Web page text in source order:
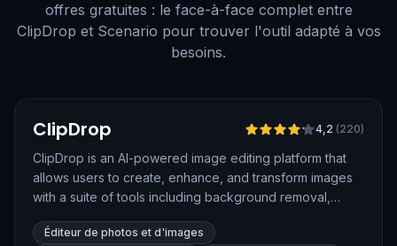
offres gratuites : le face-à-face complet entre
ClipDrop et Scenario pour trouver l'outil adapté à vos
besoins.
ClipDrop 4,2 (220)
ClipDrop is an AI-powered image editing platform that
allows users to create, enhance, and transform images
with a suite of tools including background removal,
professional-grade editing features for photographers,
Éditeur de photos et d'images